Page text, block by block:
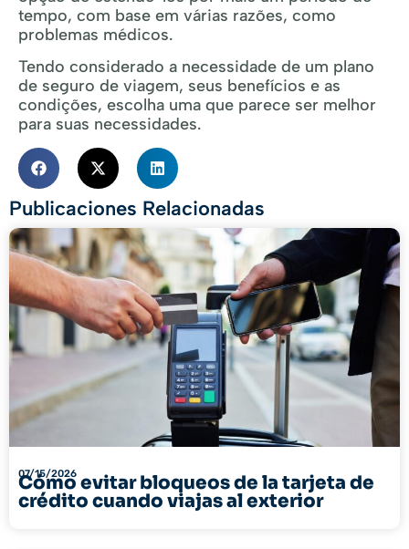
tempo, com base em várias razões, como
problemas médicos.
Tendo considerado a necessidade de um plano
de seguro de viagem, seus benefícios e as
condições, escolha uma que parece ser melhor
para suas necessidades.
Publicaciones Relacionadas
07/15/2026
Cómo evitar bloqueos de la tarjeta de
crédito cuando viajas al exterior